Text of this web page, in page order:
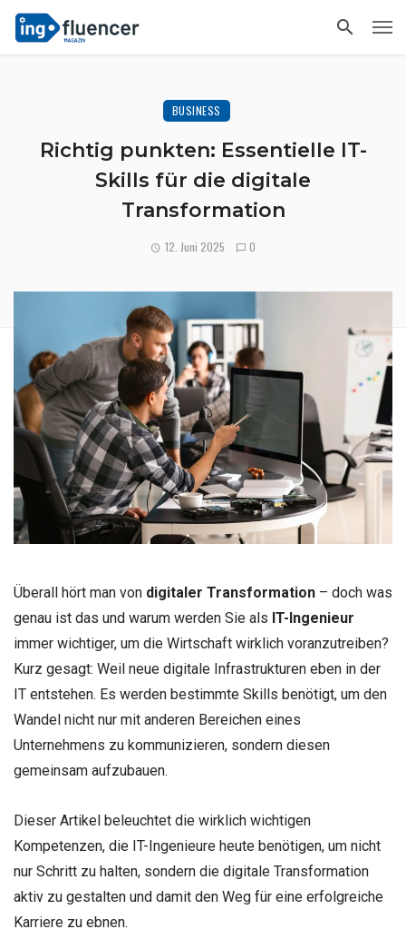
BUSINESS
Richtig punkten: Essentielle IT-
Skills für die digitale
Transformation
12. Juni 2025 0
Überall hört man von digitaler Transformation – doch was
genau ist das und warum werden Sie als IT-Ingenieur
immer wichtiger, um die Wirtschaft wirklich voranzutreiben?
Kurz gesagt: Weil neue digitale Infrastrukturen eben in der
IT entstehen. Es werden bestimmte Skills benötigt, um den
Wandel nicht nur mit anderen Bereichen eines
Unternehmens zu kommunizieren, sondern diesen
gemeinsam aufzubauen.
Dieser Artikel beleuchtet die wirklich wichtigen
Kompetenzen, die IT-Ingenieure heute benötigen, um nicht
nur Schritt zu halten, sondern die digitale Transformation
aktiv zu gestalten und damit den Weg für eine erfolgreiche
Karriere zu ebnen.